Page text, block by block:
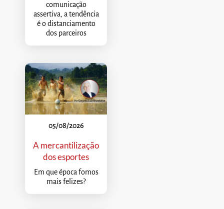
comunicação
assertiva, a tendência
é o distanciamento
dos parceiros
05/08/2026
A mercantilização
dos esportes
Em que época fomos
mais felizes?